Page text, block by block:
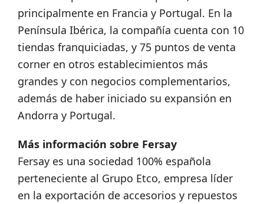
principalmente en Francia y Portugal. En la
Península Ibérica, la compañía cuenta con 10
tiendas franquiciadas, y 75 puntos de venta
corner en otros establecimientos más
grandes y con negocios complementarios,
además de haber iniciado su expansión en
Andorra y Portugal.
Más información sobre Fersay
Fersay es una sociedad 100% española
perteneciente al Grupo Etco, empresa líder
en la exportación de accesorios y repuestos